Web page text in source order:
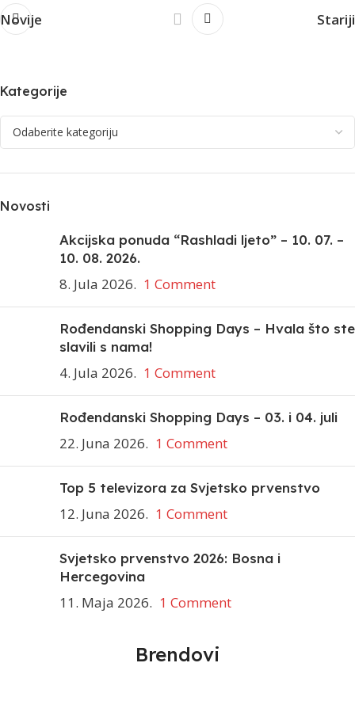
Novije Stariji
Kategorije
Novosti
Akcijska ponuda “Rashladi ljeto” – 10. 07. –
10. 08. 2026.
8. Jula 2026. 1 Comment
Rođendanski Shopping Days – Hvala što ste
slavili s nama!
4. Jula 2026. 1 Comment
Rođendanski Shopping Days – 03. i 04. juli
22. Juna 2026. 1 Comment
Top 5 televizora za Svjetsko prvenstvo
12. Juna 2026. 1 Comment
Svjetsko prvenstvo 2026: Bosna i
Hercegovina
11. Maja 2026. 1 Comment
Brendovi